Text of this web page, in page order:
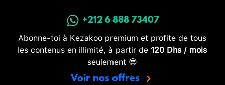
+212 6 888 73407
Abonne-toi à Kezakoo premium et profite de tous
les contenus en illimité, à partir de 120 Dhs / mois
seulement 😎
Voir nos offres